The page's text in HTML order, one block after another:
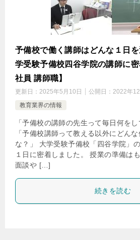
予備校で働く講師はどんな１日
学受験予備校四谷学院の講師に
社員 講師職】
更新日： 2025年5月10日 公開日： 2022年
教育業界の情報
「予備校の講師の先生って毎日何をし
「予備校講師って教える以外にどん
な？」 大学受験予備校「四谷学院」
１日に密着しました。 授業の準備は
面談や […]
続きを読む